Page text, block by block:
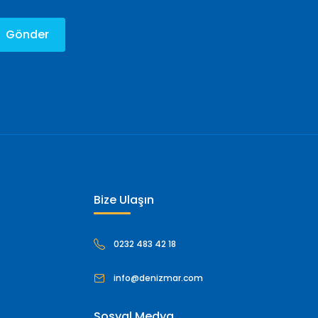
Gönder
Bize Ulaşın
0232 483 42 18
info@denizmar.com